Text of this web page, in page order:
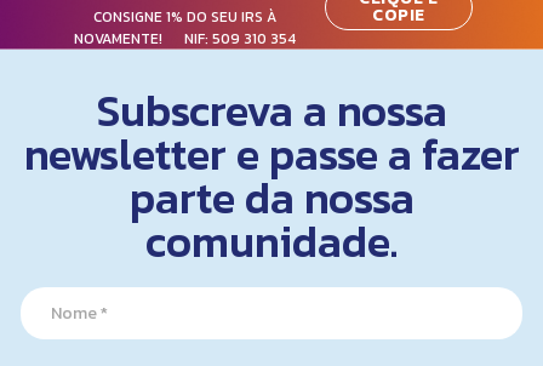
CONSIGNE 1% DO SEU IRS À
NOVAMENTE! NIF:509 310 354
COPIE
Subscreva a nossa
newsletter e passe a fazer
parte da nossa
comunidade.
N
a
m